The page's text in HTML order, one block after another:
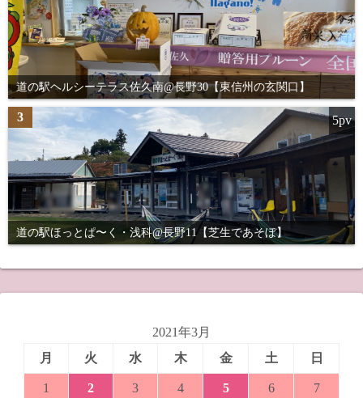
道の駅ヘルシーテラス佐久南@長野30【東信州の玄関口】
3
道の駅ほっとぱ〜く・浅科@長野11【芝生であそぼ】
5pv
2021年3月
月
火 水 木 金 土 日
1 2 3 4 5 6 7